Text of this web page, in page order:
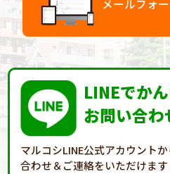
メールフォ
LINEでかん
お問い合わ
マルコシLINE公式アカウント
合わせ＆ご連絡をいただけます